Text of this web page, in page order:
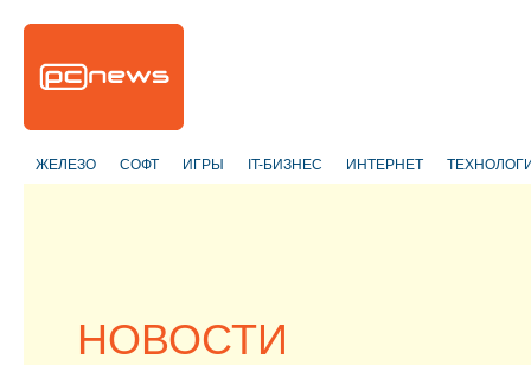
ЖЕЛЕЗО СОФТ ИГРЫ IT-БИЗНЕС ИНТЕРНЕТ
НОВОСТИ